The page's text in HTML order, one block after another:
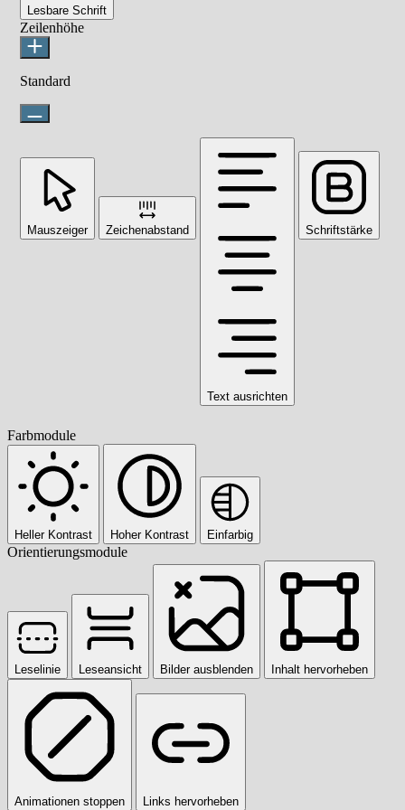
Lesbare Schrift
Zeilenhöhe
Standard
Mauszeiger Zeichenabstand
Text ausrichten
Schriftstärke
Farbmodule
Heller Kontrast Hoher Kontrast Einfarbig
Orientierungsmodule
Leselinie Leseansicht Bilder ausblenden Inhalt hervorheben
Animationen stoppen Links hervorheben